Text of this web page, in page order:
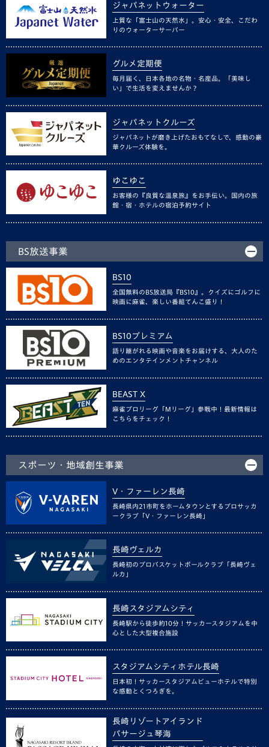
ジャパネットウォーター
上質な「富士山の天然水」。安心・安全、こだわ
りのウォーターサーバー
グルメ定期便
毎月届く、日本各地の名物・名産品。「美味し
い」で生活を変えませんか？
ジャパネットクルーズ
ジャパネットが磨き上げたおもてなしで、感動の豪
華クルーズ体験を。
ゆこゆこ
お客様の『良質な温泉旅』をお手伝い。国内の旅
館・宿・ホテルの宿泊予約サイト
BS放送事業
BS10
全国無料のBS放送局『BS10』。クイズにゴルフに
映画に麻雀、楽しい番組てんこ盛り！
BS10プレミアム
語り継がれる映画や音楽をお届けする、大人のた
めのエンタテインメントチャンネル
BEAST X
麻雀プロリーグ「Mリーグ」参戦中！最新情報は
こちらをチェック！
スポーツ・地域創生事業
V・ファーレン長崎
長崎県内21市町をホームタウンとするプロサッカ
ークラブ「V・ファーレン長崎」
長崎ヴェルカ
長崎初のプロバスケットボールクラブ「長崎ヴェ
ルカ」
長崎スタジアムシティ
長崎駅から徒歩約10分！サッカースタジアムを中
心とした大型複合施設
スタジアムシティホテル長崎
日本初！サッカースタジアムビューホテルで特別
な感動とくつろぎを。
長崎リゾートアイランド
パサージュ琴海